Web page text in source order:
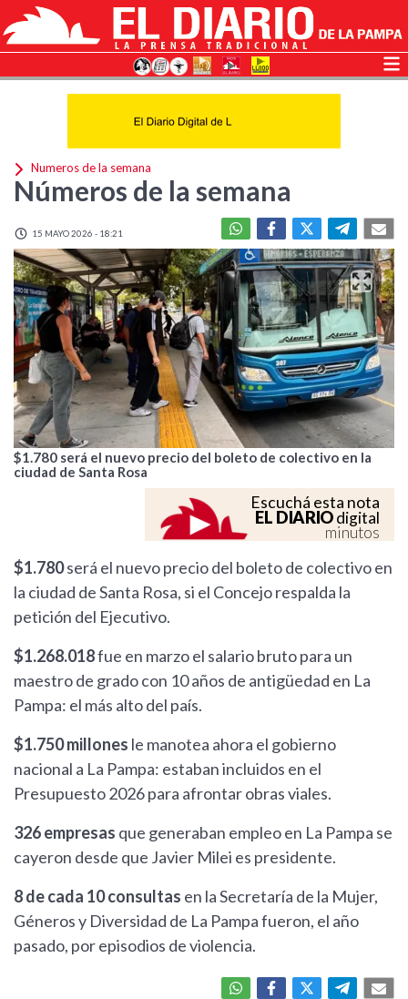
Numeros de la semana
Números de la semana
15 MAYO 2026 - 18:21
$1.780 será el nuevo precio del boleto de colectivo en la
ciudad de Santa Rosa
Escuchá esta nota
EL DIARIOdigital
minutos
$1.780será el nuevo precio del boleto de colectivo en
la ciudad de Santa Rosa, si el Concejo respalda la
petición del Ejecutivo.
$1.268.018fue en marzo el salario bruto para un
maestro de grado con 10 años de antigüedad en La
Pampa: el más alto del país.
$1.750 millones le manotea ahora el gobierno
nacional a La Pampa: estaban incluidos en el
Presupuesto 2026 para afrontar obras viales.
326 empresas que generaban empleo en La Pampa se
cayeron desde que Javier Milei es presidente.
8 de cada 10 consultas en la Secretaría de la Mujer,
Géneros y Diversidad de La Pampa fueron, el año
pasado, por episodios de violencia.